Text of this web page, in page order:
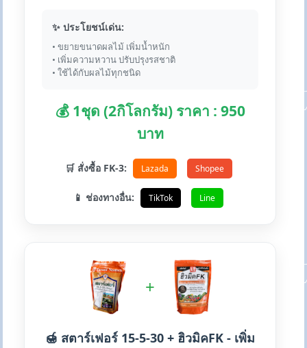
✨ ประโยชน์เด่น:
• ขยายขนาดผลไม้ เพิ่มน้ำหนัก
• เพิ่มความหวาน ปรับปรุงรสชาติ
• ใช้ได้กับผลไม้ทุกชนิด
💰 1ชุด (2กิโลกรัม) ราคา : 950
บาท
🛒 สั่งซื้อ FK-3: Lazada Shopee
📱 ช่องทางอื่น: TikTok Line
+
🍯 สตาร์เฟอร์ 15-5-30 + ฮิวมิคFK - เพิ่ม